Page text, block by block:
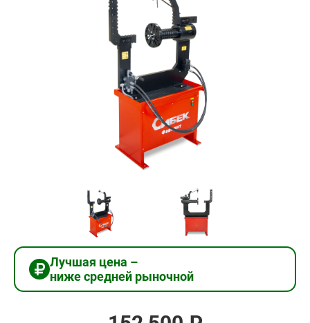
Лучшая цена –
ниже средней рыночной
Добавить в корзину
Купить в 1 клик
В кредит от 5 083 руб/